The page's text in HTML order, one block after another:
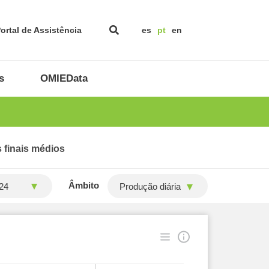
de Assistência es pt en
OMIEData
finais médios
Âmbito Produção diária